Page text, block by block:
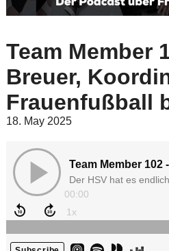
Team Member
Breuer,
Frauenfußball
18. May 2025
00:00